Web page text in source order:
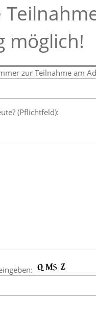
möglich!
zur Teilnahme am
(Pflichtfeld):